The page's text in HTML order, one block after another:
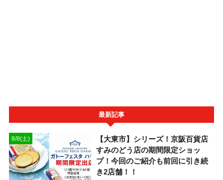
最新記事
8/8(土)
【大東市】シリーズ！京阪百貨店
すみのどう店の期間限定ショッ
プ！今回のご紹介も前回に引き続
き2店舗！！